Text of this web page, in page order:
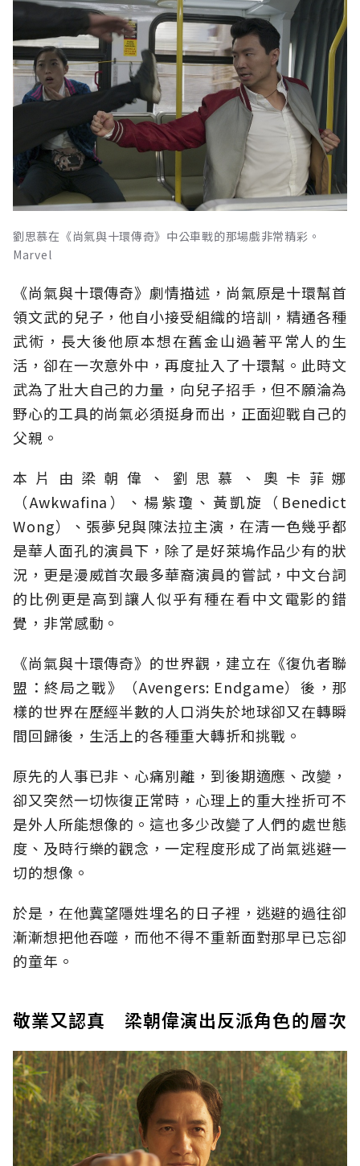
劉思慕在《尚氣與十環傳奇》中公車戰的那場戲非常精彩。
Marvel
《尚氣與十環傳奇》劇情描述，尚氣原是十環幫首
領文武的兒子，他自小接受組織的培訓，精通各種
武術，長大後他原本想在舊金山過著平常人的生
活，卻在一次意外中，再度扯入了十環幫。此時文
武為了壯大自己的力量，向兒子招手，但不願淪為
野心的工具的尚氣必須挺身而出，正面迎戰自己的
父親。
本片由梁朝偉、劉思慕、奧卡菲娜
（Awkwafina）、楊紫瓊、黃凱旋（Benedict
Wong）、張夢兒與陳法拉主演，在清一色幾乎都
是華人面孔的演員下，除了是好萊塢作品少有的狀
況，更是漫威首次最多華裔演員的嘗試，中文台詞
的比例更是高到讓人似乎有種在看中文電影的錯
覺，非常感動。
《尚氣與十環傳奇》的世界觀，建立在《復仇者聯
盟：終局之戰》（Avengers: Endgame）後，那
樣的世界在歷經半數的人口消失於地球卻又在轉瞬
間回歸後，生活上的各種重大轉折和挑戰。
原先的人事已非、心痛別離，到後期適應、改變，
卻又突然一切恢復正常時，心理上的重大挫折可不
是外人所能想像的。這也多少改變了人們的處世態
度、及時行樂的觀念，一定程度形成了尚氣逃避一
切的想像。
於是，在他冀望隱姓埋名的日子裡，逃避的過往卻
漸漸想把他吞噬，而他不得不重新面對那早已忘卻
的童年。
敬業又認真 梁朝偉演出反派角色的層次